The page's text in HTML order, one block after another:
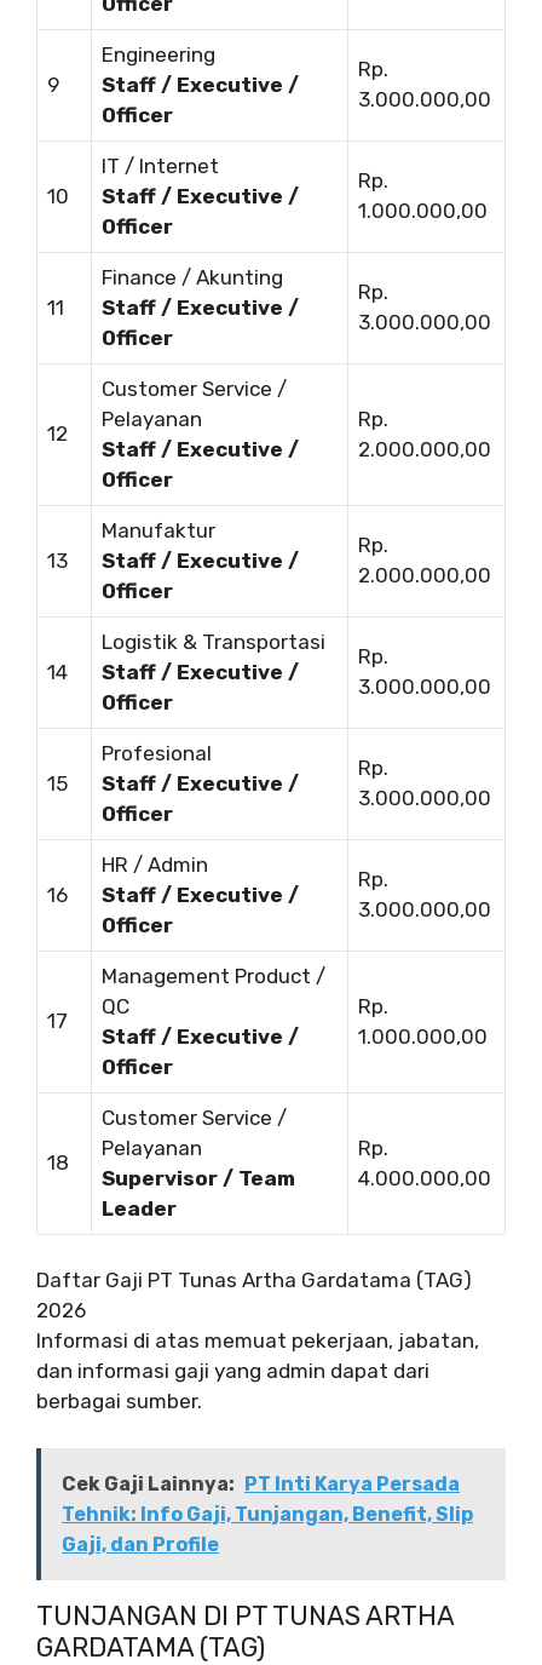
9
Engineering
Staff / Executive /
Officer
Rp.
3.000.000,00
10
IT / Internet
Staff / Executive /
Officer
Rp.
1.000.000,00
11
Finance / Akunting
Staff / Executive /
Officer
Rp.
3.000.000,00
12
Customer Service /
Pelayanan
Staff / Executive /
Officer
Rp.
2.000.000,00
13
Manufaktur
Staff / Executive /
Officer
Rp.
2.000.000,00
14
Logistik & Transportasi
Staff / Executive /
Officer
Rp.
3.000.000,00
15
Profesional
Staff / Executive /
Officer
Rp.
3.000.000,00
16
HR / Admin
Staff / Executive /
Officer
Rp.
3.000.000,00
17
Management Product /
QC
Staff / Executive /
Officer
Rp.
1.000.000,00
18
Customer Service /
Pelayanan
Supervisor / Team
Leader
Rp.
4.000.000,00
Daftar Gaji PT Tunas Artha Gardatama (TAG)
2026
Informasi di atas memuat pekerjaan, jabatan,
dan informasi gaji yang admin dapat dari
berbagai sumber.
Cek Gaji Lainnya: PT Inti Karya Persada
Tehnik: Info Gaji, Tunjangan, Benefit, Slip
Gaji, dan Profile
TUNJANGAN DI PT TUNAS ARTHA
GARDATAMA (TAG)